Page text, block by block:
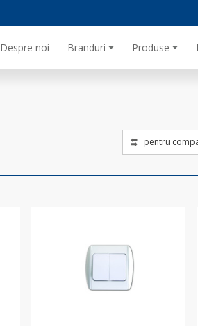
Despre noi Branduri Produse
pentru